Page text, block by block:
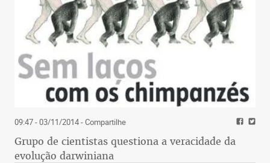
09:47 - 03/11/2014- Compartilhe
Grupo de cientistas questiona a veracidade da
evolução darwiniana